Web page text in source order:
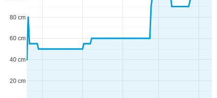
20 cm
40 cm
60 cm
80 cm